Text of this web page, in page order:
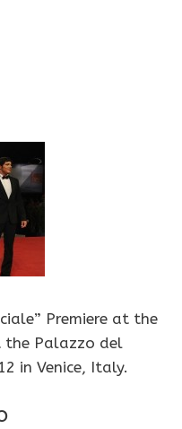
Premiere at the
the Palazzo del
in Venice, Italy.